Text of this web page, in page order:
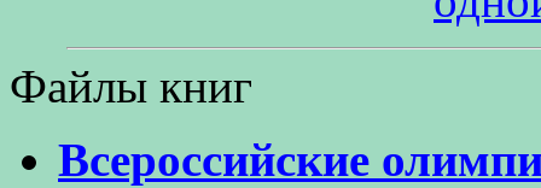
Файлы книг
Всероссийские